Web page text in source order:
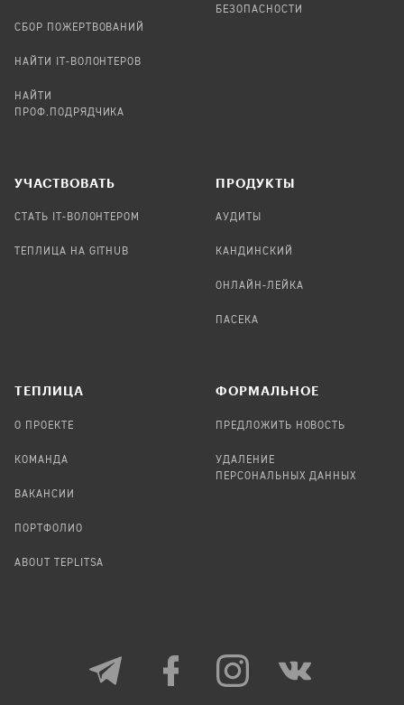
СБОР ПОЖЕРТВОВАНИЙ
НАЙТИ IT-ВОЛОНТЕРОВ
НАЙТИ
ПРОФ.ПОДРЯДЧИКА
БЕЗОПАСНОСТИ
УЧАСТВОВАТЬ
СТАТЬ IT-ВОЛОНТЕРОМ
ТЕПЛИЦА НА GITHUB
ПРОДУКТЫ
АУДИТЫ
КАНДИНСКИЙ
ОНЛАЙН-ЛЕЙКА
ПАСЕКА
TЕПЛИЦА
О ПРОЕКТЕ
КОМАНДА
ВАКАНСИИ
ПОРТФОЛИО
ABOUT TEPLITSA
ФОРМАЛЬНОЕ
ПРЕДЛОЖИТЬ НОВОСТЬ
УДАЛЕНИЕ
ПЕРСОНАЛЬНЫХ ДАННЫХ